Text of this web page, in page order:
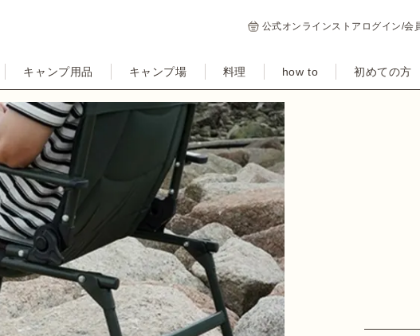
公式オンラインストア ログイン/会
キャンプ用品 キャンプ場 料理 how to 初めての方